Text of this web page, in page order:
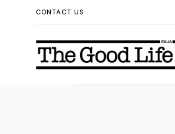
content
CONTACT US